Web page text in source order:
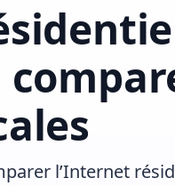
l’Internet